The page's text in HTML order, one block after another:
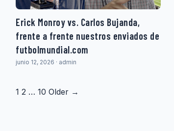
Erick Monroy vs. Carlos Bujanda,
frente a frente nuestros enviados de
futbolmundial.com
junio 12, 2026 · admin
Paginación
1 2 … 10 Older →